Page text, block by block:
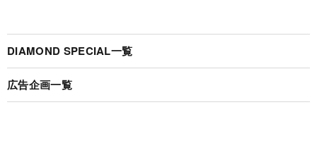
DIAMOND SPECIAL一覧
広告企画一覧